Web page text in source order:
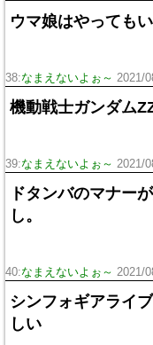
ウマ娘はやっても
38:なまえないよぉ～ 2021/
機動戦士ガンダム
39:なまえないよぉ～ 2021/
ドタンバのマナー
し。
40:なまえないよぉ～ 2021/
シンフォギアライ
しい